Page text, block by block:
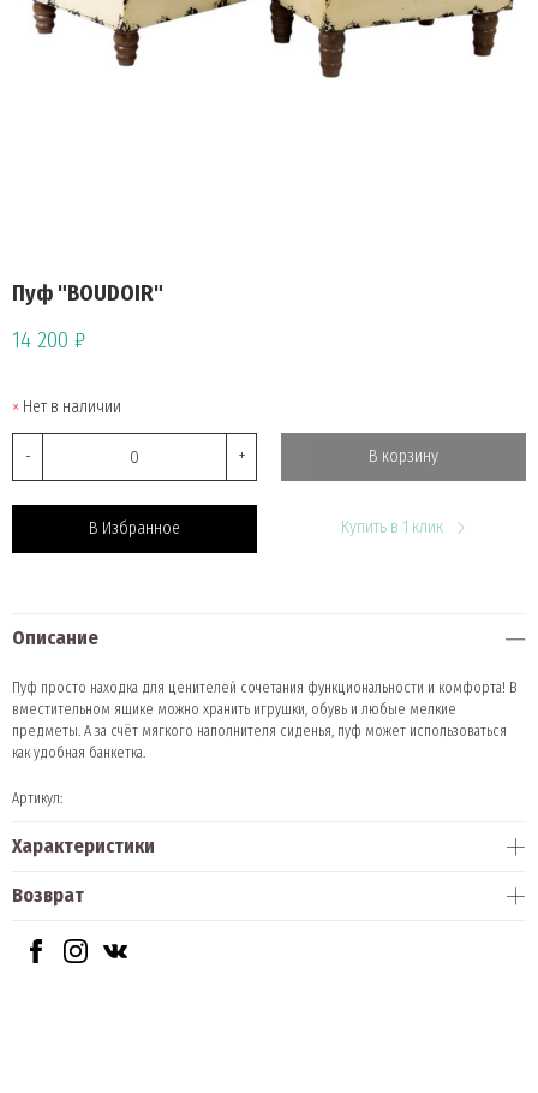
Пуф "BOUDOIR"
14 200 ₽
Нет в наличии
- + В корзину
В Избранное Купить в 1 клик
Описание
Пуф просто находка для ценителей сочетания функциональности и комфорта! В
вместительном ящике можно хранить игрушки, обувь и любые мелкие
предметы. А за счёт мягкого наполнителя сиденья, пуф может использоваться
как удобная банкетка.
Артикул:
Характеристики
Возврат